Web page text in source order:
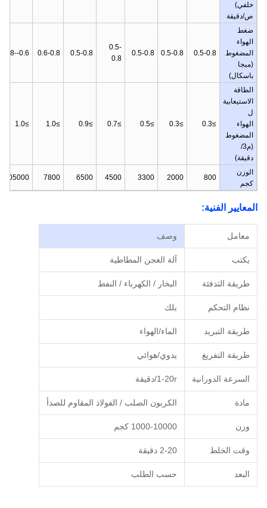
خلفي)
ص/دقيقة
ضغط
الهواء
المضغوط
(ميجا
باسكال)
0.5-0.8
0.5-0.8
0.5-0.8
0.5-
0.8
0.5-0.8
0.6-0.8
0.6--08
الطاقة
الاستيعابية
ل
الهواء
المضغوط
(م3/
دقيقة)
≥0.3
≥0.3
≥0.5
≥0.7
≥0.9
≥1.0
≥1.0
الوزن
كجم
800
2000
3300
4500
6500
7800
105000
المعايير الفنية:
معامل وصف
يكتب آلة العجن المطاطية
طريقة التدفئة البخار / الكهرباء / النفط
نظام التحكم بلك
طريقة التبريد الماء/الهواء
طريقة التفريغ يدوي/هوائي
السرعة الدورانية 1-20r/دقيقة
مادة الكربون الصلب / الفولاذ المقاوم للصدأ
وزن 1000-10000 كجم
وقت الخلط 2-20 دقيقة
البعد حسب الطلب